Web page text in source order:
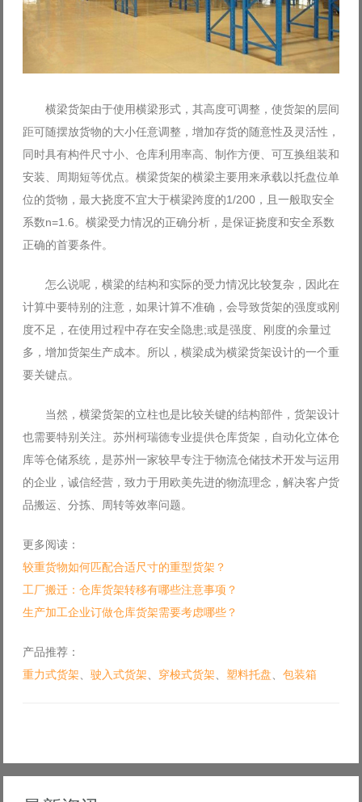
横梁货架由于使用横梁形式，其高度可调整，使货架的层间
距可随摆放货物的大小任意调整，增加存货的随意性及灵活性，
同时具有构件尺寸小、仓库利用率高、制作方便、可互换组装和
安装、周期短等优点。横梁货架的横梁主要用来承载以托盘位单
位的货物，最大挠度不宜大于横梁跨度的1/200，且一般取安全
系数n=1.6。横梁受力情况的正确分析，是保证挠度和安全系数
正确的首要条件。
怎么说呢，横梁的结构和实际的受力情况比较复杂，因此在
计算中要特别的注意，如果计算不准确，会导致货架的强度或刚
度不足，在使用过程中存在安全隐患;或是强度、刚度的余量过
多，增加货架生产成本。所以，横梁成为横梁货架设计的一个重
要关键点。
当然，横梁货架的立柱也是比较关键的结构部件，货架设计
也需要特别关注。苏州柯瑞德专业提供仓库货架，自动化立体仓
库等仓储系统，是苏州一家较早专注于物流仓储技术开发与运用
的企业，诚信经营，致力于用欧美先进的物流理念，解决客户货
品搬运、分拣、周转等效率问题。
更多阅读：
较重货物如何匹配合适尺寸的重型货架？
工厂搬迁：仓库货架转移有哪些注意事项？
生产加工企业订做仓库货架需要考虑哪些？
产品推荐：
重力式货架、 驶入式货架、 穿梭式货架、 塑料托盘、 包装箱